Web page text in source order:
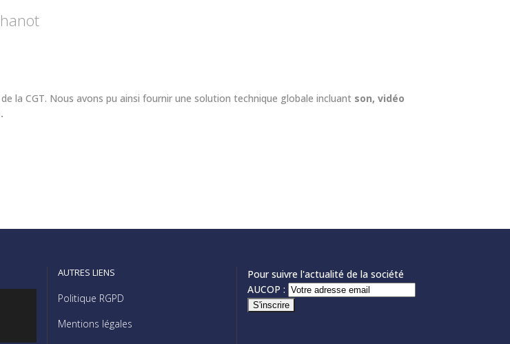
la CGT. Nous avons pu ainsi fournir une solution technique globale incluant son, vidéo
AUTRES LIENS
Politique RGPD
Mentions légales
Pour suivre l'actualité de la société
AUCOP :